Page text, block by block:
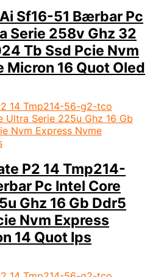
Sf16-51 Bærbar Pc
Serie 258v Ghz 32
Tb Ssd Pcie Nvm
Micron 16 Quot Oled
P2 14 Tmp214-
Pc Intel Core
Ghz 16 Gb Ddr5
Nvm Express
14 Quot Ips